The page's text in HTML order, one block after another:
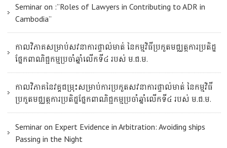
Seminar on :”Roles of Lawyers in Contributing to ADR in
Cambodia”
កាលវិភាគសម្រាប់សវនាការផ្ទាល់មាត់ នៃកម្មវិធីប្រកួតមជ្ឈត្តការប្រតិដ្ឋ
ផ្នែកពាណិជ្ជកម្មប្រចាំឆ្នាំលើកទី៤ របស់ ម.ជ.ម.
កាលវិភាគនៃវគ្គជម្រុះសម្រាប់ការប្រកួតសវនាការផ្ទាល់មាត់ នៃកម្មវិធី
ប្រកួតមជ្ឈត្តការប្រតិដ្ឋផ្នែកពាណិជ្ជកម្មប្រចាំឆ្នាំលើកទី៤ របស់ ម.ជ.ម.
Seminar on Expert Evidence in Arbitration: Avoiding ships
Passing in the Night